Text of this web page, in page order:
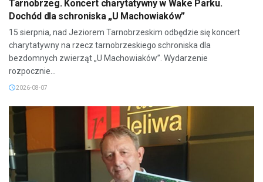
Tarnobrzeg. Koncert charytatywny w Wake Parku.
Dochód dla schroniska „U Machowiaków”
15 sierpnia, nad Jeziorem Tarnobrzeskim odbędzie się koncert
charytatywny na rzecz tarnobrzeskiego schroniska dla
bezdomnych zwierząt „U Machowiaków”. Wydarzenie
rozpocznie...
2026-08-07